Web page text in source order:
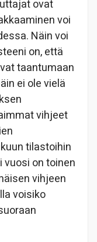
ovat
voi
Näin voi
on, että
taantumaan
ei ole vielä
vihjeet
tilastoihin
vuosi on toinen
vihjeen
voisiko